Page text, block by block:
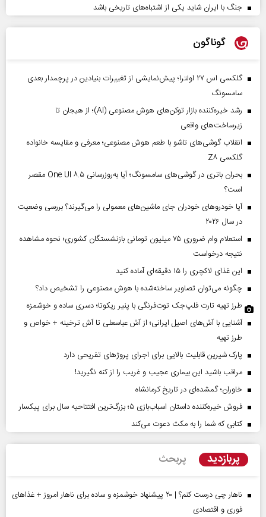
جنگ با ایران شاید یکی از اشتباه‌های تاریخی باشد
گوناگون
گلکسی اس ۲۷ اولترا؛ پیش‌نمایشی از تغییرات بنیادین در پرچمدار بعدی
سامسونگ
رشد خیره‌کننده بازار توکن‌های هوش مصنوعی (AI)؛ از هیجان تا
زیرساخت‌های واقعی
انقلاب گوشی‌های تاشو‌ با طعم هوش مصنوعی؛ معرفی و مقایسه خانواده
گلکسی Z۸
بحران باتری در گوشی‌های سامسونگ؛ آیا به‌روزرسانی One UI ۸.۵ مقصر
است؟
آیا خودروهای خودران جای ماشین‌های معمولی را می‌گیرند؟ بررسی وضعیت
در سال ۲۰۲۶
استعلام وام ضروری ۷۵ میلیون تومانی بازنشستگان کشوری؛ نحوه مشاهده
نتیجه درخواست
این غذای لاکچری را ۱۵ دقیقه‌ای آماده کنید
چگونه می‌توان تصاویر ساخته‌شده با هوش مصنوعی را تشخیص داد؟
طرز تهیه تارت فلپ‌جک توت‌فرنگی با پنیر ریکوتا؛ دسری ساده و خوشمزه
آشنایی با آش‌های اصیل ایرانی؛ از آش عباسعلی تا آش ترخینه + خواص و
طرز تهیه
پارک شیرین قابلیت‌ بالایی برای اجرای پروژهای تفریحی دارد
مراقب باشید این بیماری عجیب و غریب را از کنه نگیرید!
خاوران؛ گمشده‌ای در تاریخ کرمانشاه
فروش خیره‌کننده داستان اسباب‌بازی ۵؛ بزرگ‌ترین افتتاحیه سال برای پیکسار
کتابی که شما را به مکث دعوت می‌کند
پربازدید پربحث
ناهار چی درست کنم؟ | ۲۰ پیشنهاد خوشمزه و ساده برای ناهار امروز + غذاهای
فوری و اقتصادی